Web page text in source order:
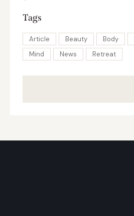
Tags
Article Beauty Body
Mind
News Retreat